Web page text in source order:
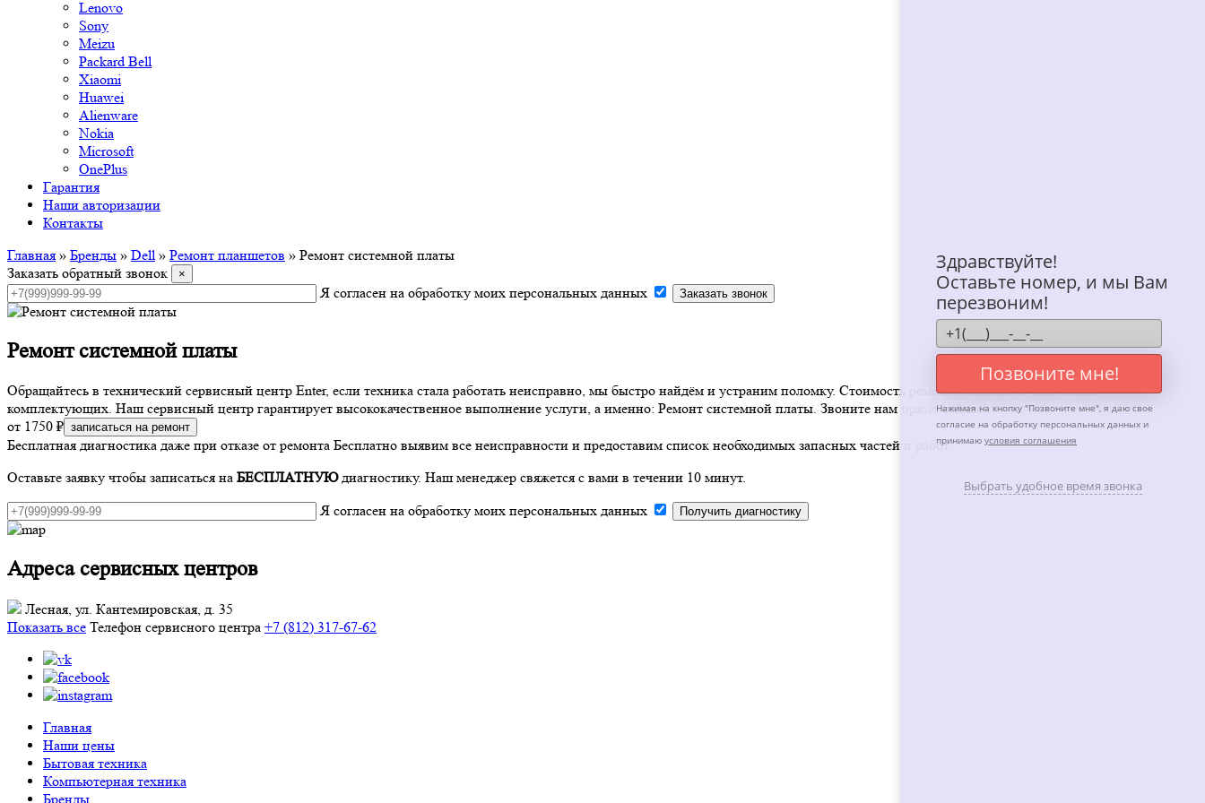
Lenovo
Sony
Meizu
Packard Bell
Xiaomi
Huawei
Alienware
Nokia
Microsoft
OnePlus
Гарантия
Наши авторизации
Контакты
Главная » Бренды » Dell» Ремонт планшетов » Ремонт системной платы
Заказать обратный звонок
×
Я согласен на обработку моих персональных данных
Ремонт системной платы
Обращайтесь в технический сервисный центр Enter, если техника стала работать неисправно, мы быстро найдём и устраним поломку. Стоимость ремонта зависит от цен самих
комплектующих. Наш сервисный центр гарантирует высококачественное выполнение услуги, а именно: Ремонт системной платы. Звоните нам прямо сейчас!
от 1750 ₽ записаться на ремонт
Бесплатная диагностика даже при отказе от ремонта Бесплатно выявим все неисправности и предоставим список необходимых запасных частей и работ.
Оставьте заявку чтобы записаться на БЕСПЛАТНУЮдиагностику. Наш менеджер свяжется с вами в течении 10 минут.
Я согласен на обработку моих персональных данных
Адреса сервисных центров
Лесная, ул. Кантемировская, д. 35
Показать все Телефон сервисного центра +7 (812) 317-67-62
Главная
Наши цены
Бытовая техника
Компьютерная техника
Бренды
Здравствуйте!
Оставьте номер, и мы Вам
перезвоним!
Позвоните мне!
Нажимая на кнопку "Позвоните мне", я даю свое
согласие на обработку персональных данных и
принимаю условия соглашения
Выбрать удобное время звонка